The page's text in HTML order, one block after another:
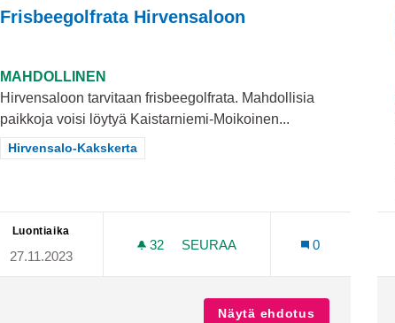
Frisbeegolfrata Hirvensaloon
MAHDOLLINEN
Hirvensaloon tarvitaan frisbeegolfrata. Mahdollisia
paikkoja voisi löytyä Kaistarniemi-Moikoinen...
Rajaa tulokset teeman mukaan: Hirvensalo-Kakskerta
Hirvensalo-Kakskerta
Luontiaika
27.11.2023
32 32 SEURAAJAA
SEURAA
FRISBEEGOLFRATA
0
Näytä ehdotus